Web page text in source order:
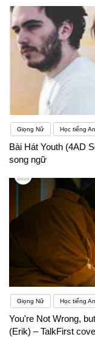
Giọng Nữ Học tiếng
Bài Hát Youth (4AD
song ngữ
Giọng Nữ Học tiếng
You're Not Wrong,
(Erik) – TalkFirst